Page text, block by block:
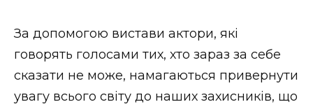
За допомогою вистави актори, які
говорять голосами тих, хто зараз за себе
сказати не може, намагаються привернути
увагу всього світу до наших захисників, що